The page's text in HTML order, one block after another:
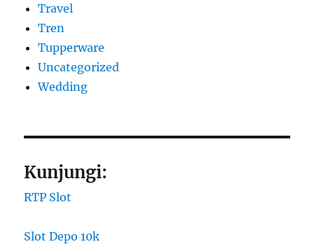
Travel
Tren
Tupperware
Uncategorized
Wedding
Kunjungi:
RTP Slot
Slot Depo 10k